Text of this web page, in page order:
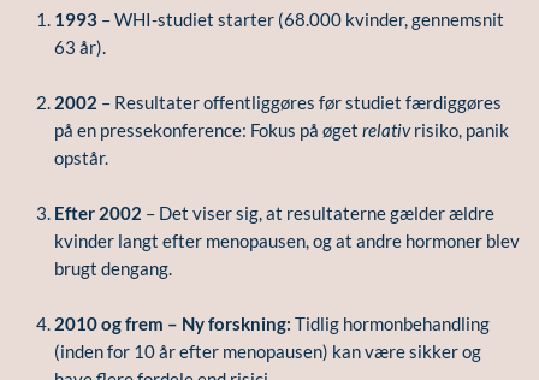
1993 – WHI-studiet starter (68.000 kvinder, gennemsnit
63 år).
2002 – Resultater offentliggøres før studiet færdiggøres
på en pressekonference: Fokus på øget relativrisiko, panik
opstår.
Efter 2002 – Det viser sig, at resultaterne gælder ældre
kvinder langt efter menopausen, og at andre hormoner blev
brugt dengang.
2010 og frem – Ny forskning: Tidlig hormonbehandling
(inden for 10 år efter menopausen) kan være sikker og